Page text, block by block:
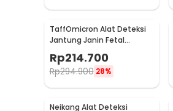
TaffOmicron Alat Deteksi
Jantung Janin Fetal
FH-A01
Rp214.700
Rp294.900 28%
Neikang Alat Deteksi